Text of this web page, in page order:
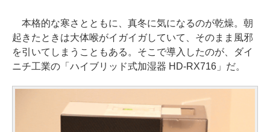
本格的な寒さとともに、真冬に気になるのが乾燥。朝
起きたときは大体喉がイガイガしていて、そのまま風邪
を引いてしまうこともある。そこで導入したのが、ダイ
ニチ工業の「ハイブリッド式加湿器 HD-RX716」だ。